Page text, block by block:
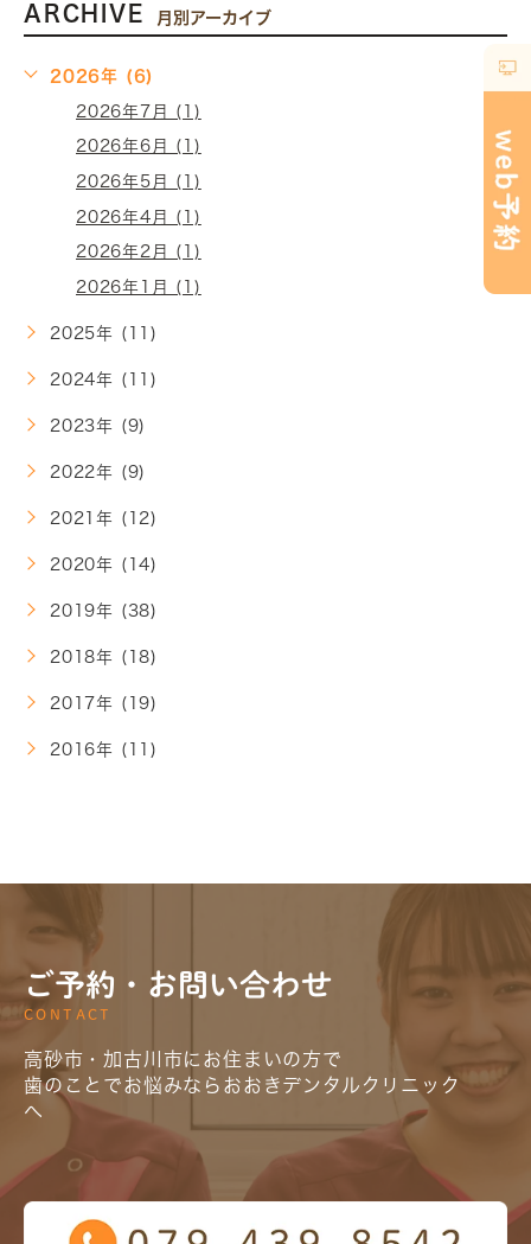
ARCHIVE 月別アーカイブ
2026年 (6)
2026年7月 (1)
2026年6月 (1)
2026年5月 (1)
2026年4月 (1)
2026年2月 (1)
2026年1月 (1)
2025年 (11)
2024年 (11)
2023年 (9)
2022年 (9)
2021年 (12)
2020年 (14)
2019年 (38)
2018年 (18)
2017年 (19)
2016年 (11)
ご予約・お問い合わせ
CONTACT
高砂市・加古川市にお住まいの方で
歯のことでお悩みならおおきデンタルクリニック
へ